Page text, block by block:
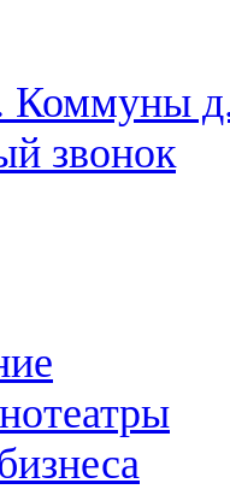
ГОДА
Коммуны
звонок